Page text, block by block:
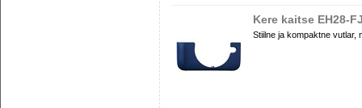
Kere kaitse EH28-
Stiilne ja kompaktne vutlar,